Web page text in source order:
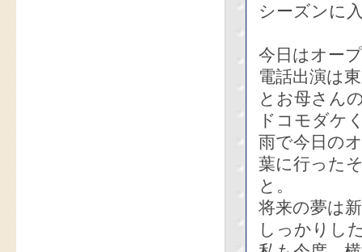
シーズンに
今日はオー
電話出演は
とお母さ
ドコモダケ
雨で今日の
葉に行った
と。
将来の夢は
しっかりし